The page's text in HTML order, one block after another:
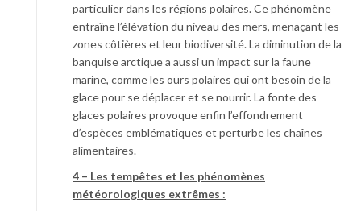
particulier dans les régions polaires. Ce phénomène
entraîne l’élévation du niveau des mers, menaçant les
zones côtières et leur biodiversité. La diminution de la
banquise arctique a aussi un impact sur la faune
marine, comme les ours polaires qui ont besoin de la
glace pour se déplacer et se nourrir. La fonte des
glaces polaires provoque enfin l’effondrement
d’espèces emblématiques et perturbe les chaînes
alimentaires.
4 – Les tempêtes et les phénomènes
météorologiques extrêmes :